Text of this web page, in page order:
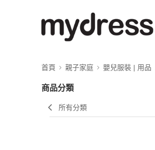
首頁 親子家庭 嬰兒服裝 | 用品
商品分類
所有分類